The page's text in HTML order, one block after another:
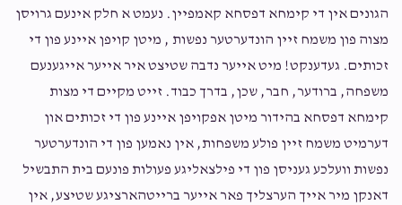
Gedaly Appleשלמה יאקאבאוויטש
2 years ago $50.00
Superior Lumber שלמה יאקאבאוויטש
2 years ago $100.00
הגונים אין די קימחא דפסחא קאמפיין. נעמט א חלק אינעם גרויסן
מצוה פון משמח זיין הונדערטער נפשות , מיטן קויפן איינע פון די
זכותים. געדענקט! מיט אייער נדבה שטיצט איר אייער אייגענעם
משפחה, ברודער, חבר, שכן, בדרך כבוד. זייט מקיים די מצות
קימחא דפסחא בהידור מיטן אפקויפן איינע פון די זכותים און
דערמיט משמח זיין פולע משפחות, אין נאמען פון די הונדערטער
נפשות וועלכע געניסן פון די פילצאליגע פעולות פונעם בית התבשיל
דאנקן מיר אייך הערצליך פאר אייער ברייטהארציגע שטיצע, אין